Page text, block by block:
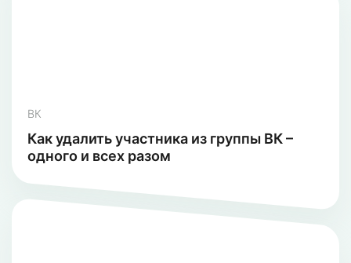
ВК
Как удалить участника из группы ВК –
одного и всех разом